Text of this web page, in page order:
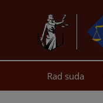
Rad suda